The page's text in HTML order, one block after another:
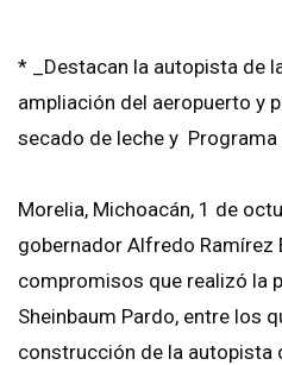
* _Destacan la autopista de
ampliación del aeropuerto y
secado de leche y Programa
Morelia, Michoacán, 1 de
gobernador Alfredo Ramírez
compromisos que realizó la
Sheinbaum Pardo, entre los
construcción de la autopista